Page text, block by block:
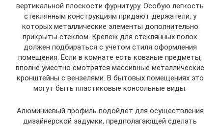
вертикальной плоскости фурнитуру. Особую легкость
стеклянным конструкциям придают держатели, у
которых металлические элементы дополнительно
прикрыты стеклом. Крепеж для стеклянных полок
должен подбираться с учетом стиля оформления
помещения. Если в комнате есть кованые предметы,
вполне уместно смотрятся массивные металлические
кронштейны с вензелями. В бытовых помещениях это
могут быть пластиковые консольные виды.
Алюминиевый профиль подойдет для осуществления
дизайнерской задумки, предполагающей сделать